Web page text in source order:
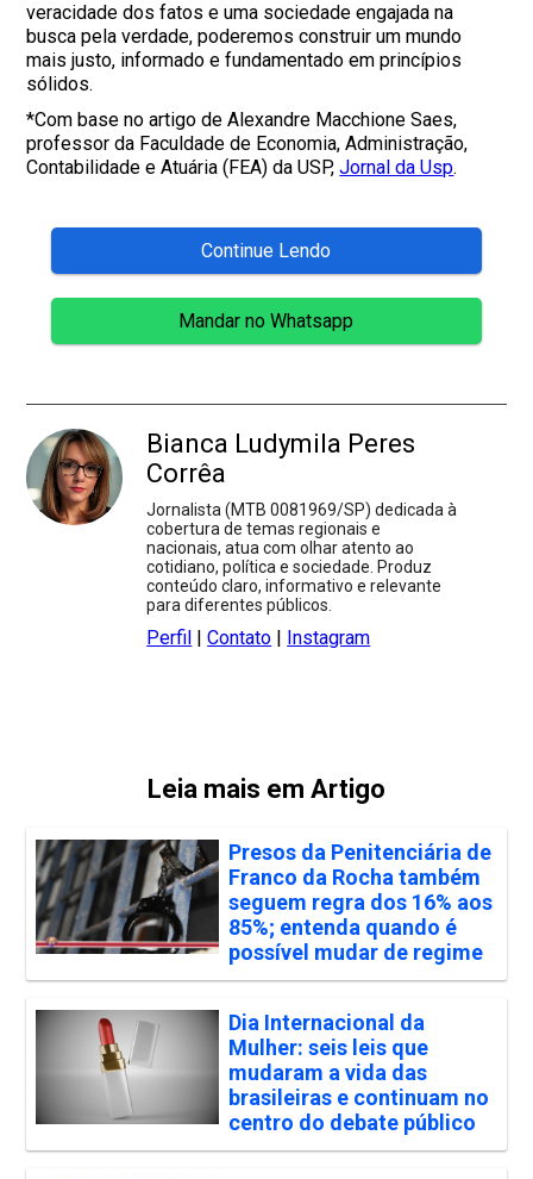
veracidade dos fatos e uma sociedade engajada na
busca pela verdade, poderemos construir um mundo
mais justo, informado e fundamentado em princípios
sólidos.
*Com base no artigo de Alexandre Macchione Saes,
professor da Faculdade de Economia, Administração,
Contabilidade e Atuária (FEA) da USP,Jornal da Usp.
Continue Lendo
Mandar no Whatsapp
Bianca Ludymila Peres
Corrêa
Jornalista (MTB 0081969/SP) dedicada à
cobertura de temas regionais e
nacionais, atua com olhar atento ao
cotidiano, política e sociedade. Produz
conteúdo claro, informativo e relevante
para diferentes públicos.
Perfil |Contato Instagram
Leia mais em Artigo
Presos da Penitenciária de
Franco da Rocha também
seguem regra dos 16% aos
85%; entenda quando é
possível mudar de regime
Dia Internacional da
Mulher: seis leis que
mudaram a vida das
brasileiras e continuam no
centro do debate público